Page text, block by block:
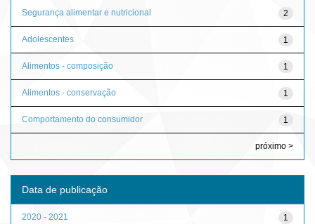
2
Segurança alimentar e nutricional
1
Adolescentes
1
Alimentos - composição
1
Alimentos - conservação
1
Comportamento do consumidor
próximo >
Data de publicação
1
2020 - 2021